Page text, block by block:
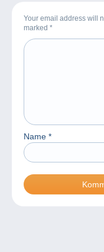
Your email address will
marked *
Name *